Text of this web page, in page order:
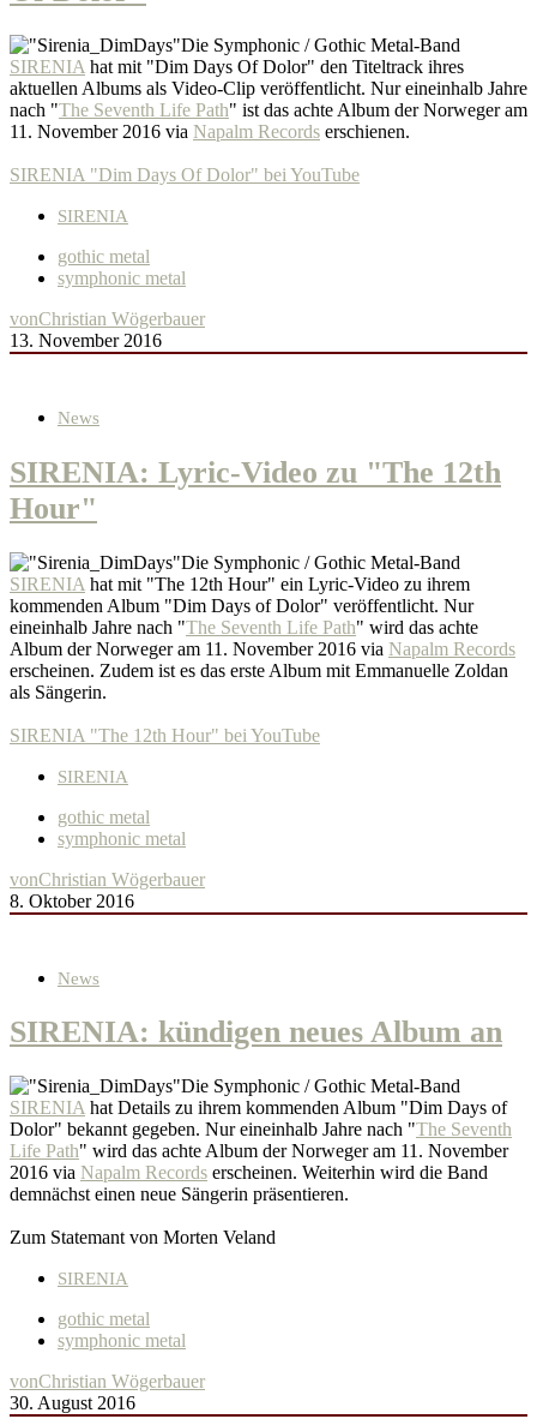
Die Symphonic / Gothic Metal-Band
SIRENIA hat mit "Dim Days Of Dolor" den Titeltrack ihres
aktuellen Albums als Video-Clip veröffentlicht. Nur eineinhalb Jahre
nach "The Seventh Life Path" ist das achte Album der Norweger am
11. November 2016 via Napalm Records erschienen.
SIRENIA "Dim Days Of Dolor" bei YouTube
SIRENIA
gothic metal
symphonic metal
vonChristian Wögerbauer
13. November 2016
News
SIRENIA: Lyric-Video zu "The 12th
Hour"
Die Symphonic / Gothic Metal-Band
SIRENIA hat mit "The 12th Hour" ein Lyric-Video zu ihrem
kommenden Album "Dim Days of Dolor" veröffentlicht. Nur
eineinhalb Jahre nach "The Seventh Life Path" wird das achte
Album der Norweger am 11. November 2016 via Napalm Records
erscheinen. Zudem ist es das erste Album mit Emmanuelle Zoldan
als Sängerin.
SIRENIA "The 12th Hour" bei YouTube
SIRENIA
gothic metal
symphonic metal
vonChristian Wögerbauer
8. Oktober 2016
News
SIRENIA: kündigen neues Album an
Die Symphonic / Gothic Metal-Band
SIRENIA hat Details zu ihrem kommenden Album "Dim Days of
Dolor" bekannt gegeben. Nur eineinhalb Jahre nach "The Seventh
Life Path" wird das achte Album der Norweger am 11. November
2016 via Napalm Records erscheinen. Weiterhin wird die Band
demnächst einen neue Sängerin präsentieren.
Zum Statemant von Morten Veland
SIRENIA
gothic metal
symphonic metal
vonChristian Wögerbauer
30. August 2016